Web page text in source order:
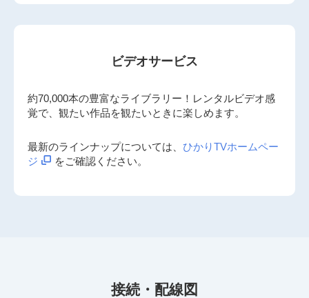
ビデオサービス
約70,000本の豊富なライブラリー！レンタルビデオ感
覚で、観たい作品を観たいときに楽しめます。
最新のラインナップについては、 ひかりTVホームペー
ジ
をご確認ください。
接続・配線図